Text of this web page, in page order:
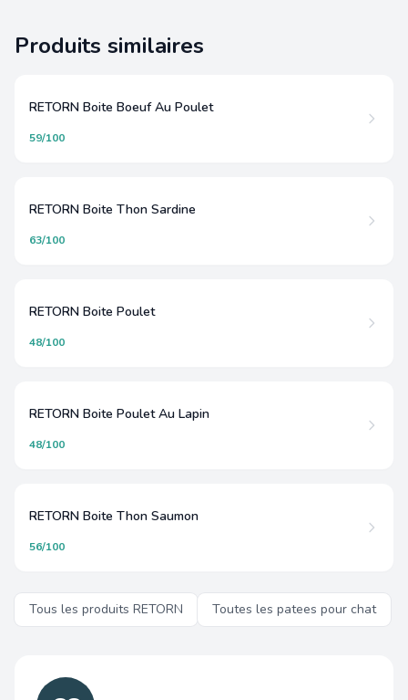
Produits similaires
RETORN Boite Boeuf Au Poulet
59/100
RETORN Boite Thon Sardine
63/100
RETORN Boite Poulet
48/100
RETORN Boite Poulet Au Lapin
48/100
RETORN Boite Thon Saumon
56/100
Tous les produits RETORN Toutes les patees pour chat